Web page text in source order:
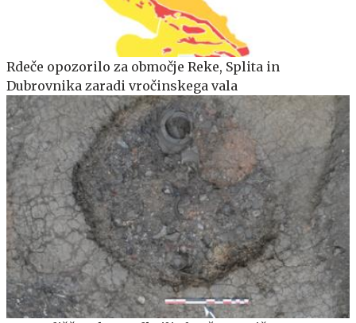
Rdeče opozorilo za območje Reke, Splita in
Dubrovnika zaradi vročinskega vala